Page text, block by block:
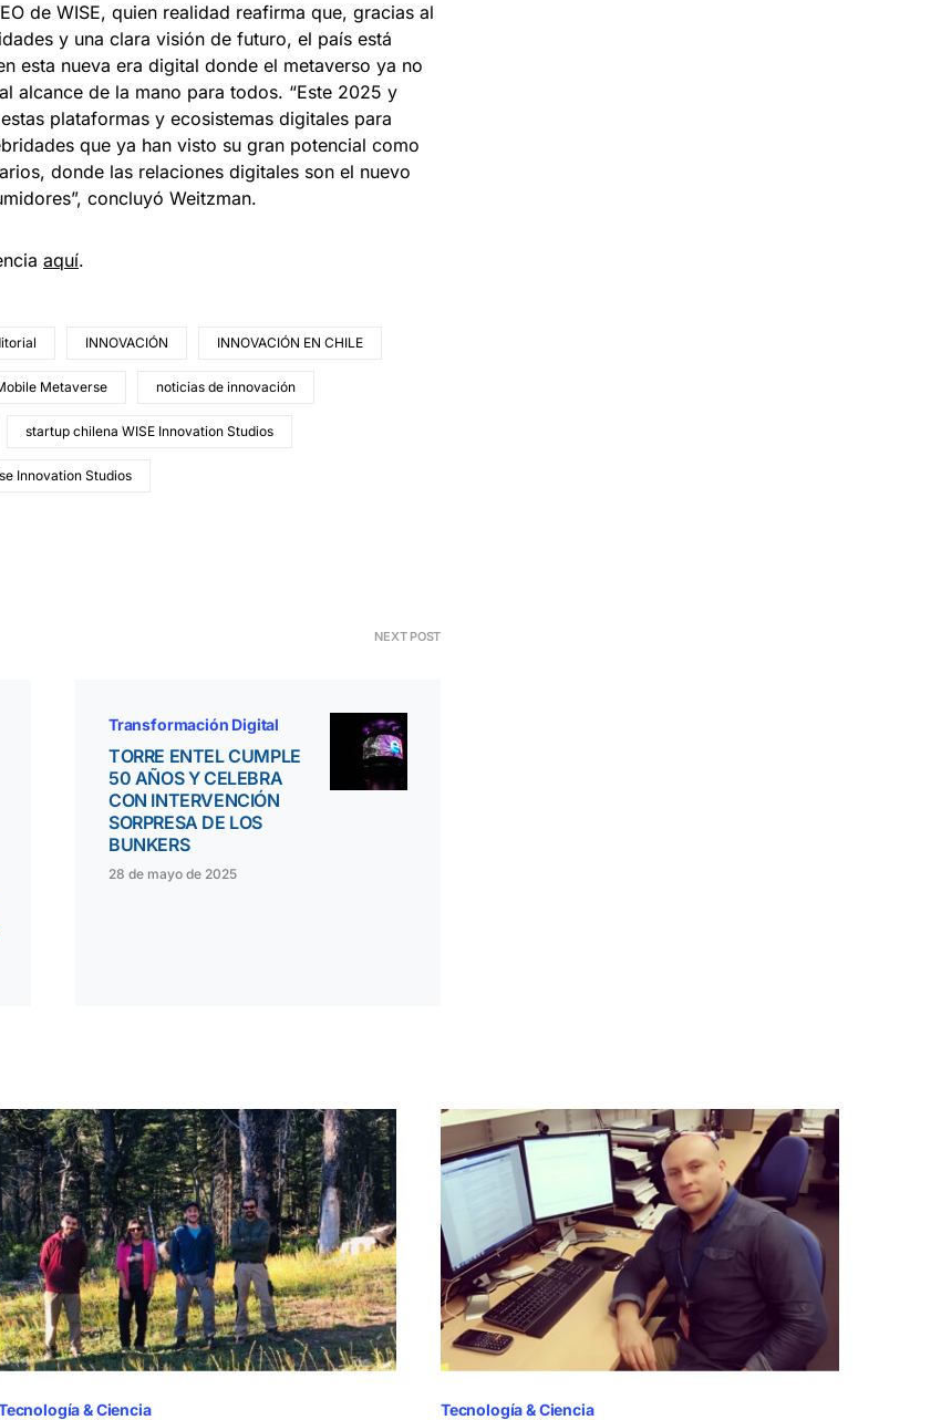
de WISE, quien realidad reafirma que, gracias al
y una clara visión de futuro, el país está
esta nueva era digital donde el metaverso ya no
alcance de la mano para todos. “Este 2025 y
plataformas y ecosistemas digitales para
que ya han visto su gran potencial como
donde las relaciones digitales son el nuevo
concluyó Weitzman.
aquí.
INNOVACIÓN INNOVACIÓN EN CHILE
Metaverse noticias de innovación
startup chilena WISE Innovation Studios
Innovation Studios
NEXT POST
Transformación Digital
TORRE ENTEL CUMPLE
50 AÑOS Y CELEBRA
CON INTERVENCIÓN
SORPRESA DE LOS
BUNKERS
28 de mayo de 2025
& Ciencia Tecnología & Ciencia